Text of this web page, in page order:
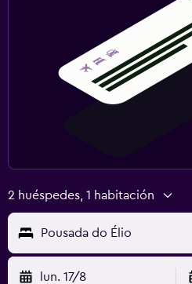
2 huéspedes, 1 habitación
Pousada do Élio
lun. 17/8